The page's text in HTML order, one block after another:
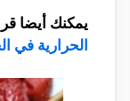
يمكنك أيضا
الحرارية في